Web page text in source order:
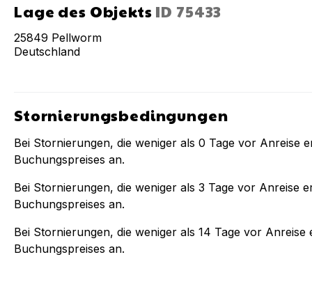
Lage des Objekts ID 75433
25849 Pellworm
Deutschland
Stornierungsbedingungen
Bei Stornierungen, die weniger als 0 Tage vor Anreise
Buchungspreises an.
Bei Stornierungen, die weniger als 3 Tage vor Anreise
Buchungspreises an.
Bei Stornierungen, die weniger als 14 Tage vor Anreise
Buchungspreises an.